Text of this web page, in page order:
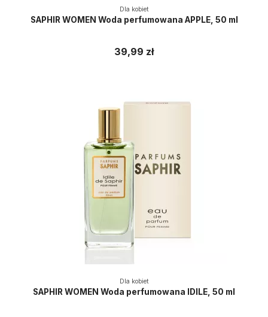
Dla kobiet
SAPHIR WOMEN Woda perfumowana APPLE, 50 ml
39,99 zł
Dla kobiet
SAPHIR WOMEN Woda perfumowana IDILE, 50 ml